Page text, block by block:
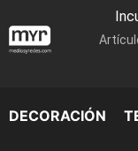
DECORACIÓN